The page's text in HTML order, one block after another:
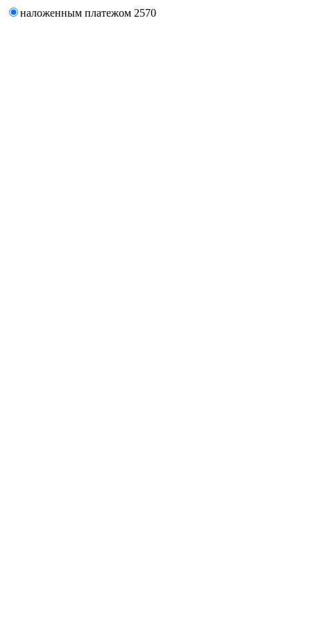
наложенным платежом 2570